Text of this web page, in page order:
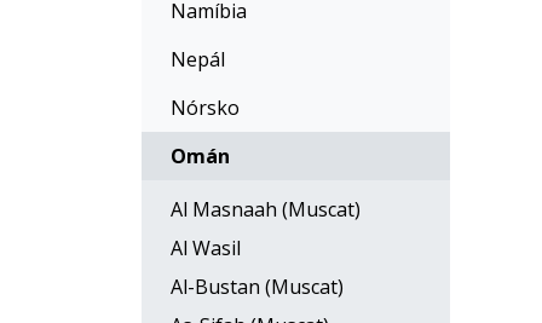
Namíbia
Nepál
Nórsko
Omán
Al Masnaah (Muscat)
Al Wasil
Al-Bustan (Muscat)